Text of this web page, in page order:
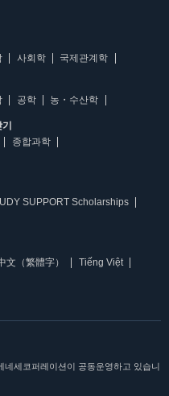
사회학 국제관계학
공학 농・수산학
종합과학
SUPPORT Scholarships
文（繁體字）
Tiếng Việt
세코퍼레이션이 공동운영하고 있습니